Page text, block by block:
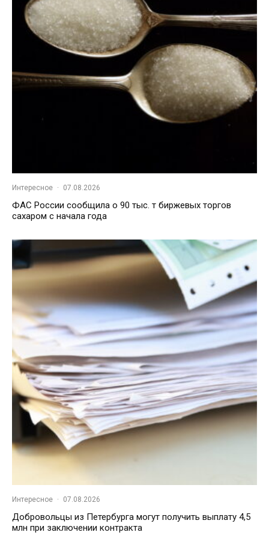
Интересное · 07.08.2026
ФАС России сообщила о 90 тыс. т биржевых торгов
сахаром с начала года
Интересное · 07.08.2026
Добровольцы из Петербурга могут получить выплату 4,5
млн при заключении контракта